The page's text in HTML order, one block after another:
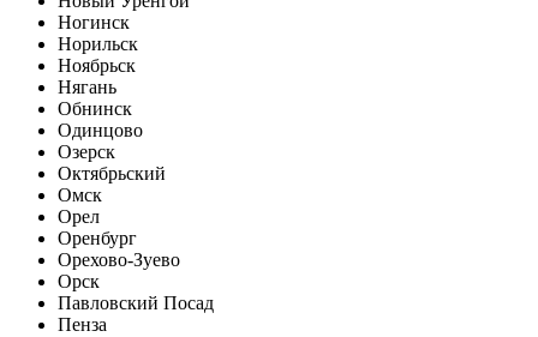
Ногинск
Норильск
Ноябрьск
Нягань
Обнинск
Одинцово
Озерск
Октябрьский
Омск
Орел
Оренбург
Орехово-Зуево
Орск
Павловский Посад
Пенза